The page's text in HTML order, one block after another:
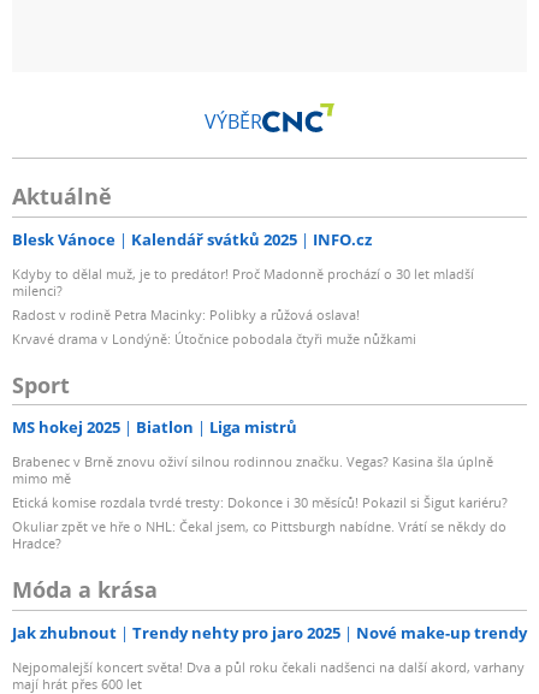
VÝBĚR
Aktuálně
Blesk Vánoce Kalendář svátků 2025 INFO.cz
Kdyby to dělal muž, je to predátor! Proč Madonně prochází o 30 let mladší
milenci?
Radost v rodině Petra Macinky: Polibky a růžová oslava!
Krvavé drama v Londýně: Útočnice pobodala čtyři muže nůžkami
Sport
MS hokej 2025 Biatlon Liga mistrů
Brabenec v Brně znovu oživí silnou rodinnou značku. Vegas? Kasina šla úplně
mimo mě
Etická komise rozdala tvrdé tresty: Dokonce i 30 měsíců! Pokazil si Šigut kariéru?
Okuliar zpět ve hře o NHL: Čekal jsem, co Pittsburgh nabídne. Vrátí se někdy do
Hradce?
Móda a krása
Jak zhubnout Trendy nehty pro jaro 2025 Nové make-up trendy
Nejpomalejší koncert světa! Dva a půl roku čekali nadšenci na další akord, varhany
mají hrát přes 600 let